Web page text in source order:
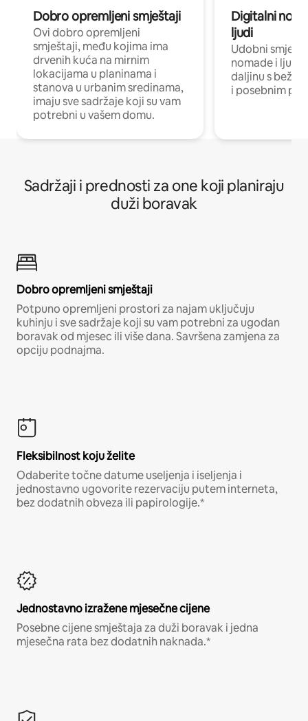
Dobro opremljeni smještaji
Ovi dobro opremljeni
smještaji, među kojima ima
drvenih kuća na mirnim
lokacijama u planinama i
stanova u urbanim sredinama,
imaju sve sadržaje koji su vam
potrebni u vašem domu.
Digitalni
ljudi
Udobni
nomade i ljude
daljinu s
i posebnim
Sadržaji i prednosti za one koji planiraju
duži boravak
Dobro opremljeni smještaji
Potpuno opremljeni prostori za najam uključuju
kuhinju i sve sadržaje koji su vam potrebni za ugodan
boravak od mjesec ili više dana. Savršena zamjena za
opciju podnajma.
Fleksibilnost koju želite
Odaberite točne datume useljenja i iseljenja i
jednostavno ugovorite rezervaciju putem interneta,
bez dodatnih obveza ili papirologije.*
Jednostavno izražene mjesečne cijene
Posebne cijene smještaja za duži boravak i jedna
mjesečna rata bez dodatnih naknada.*